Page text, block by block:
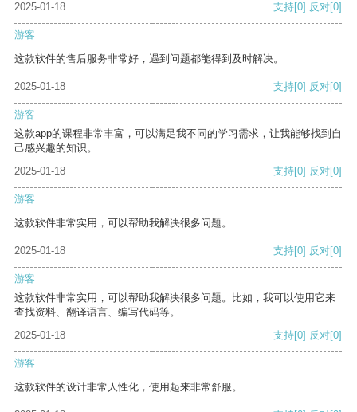
2025-01-18 支持[0] 反对[0]
游客
这款软件的售后服务非常好，遇到问题都能得到及时解决。
2025-01-18 支持[0] 反对[0]
游客
这款app的课程非常丰富，可以满足我不同的学习需求，让我能够找到自
己感兴趣的知识。
2025-01-18
支持[0] 反对[0]
游客
这款软件非常实用，可以帮助我解决很多问题。
2025-01-18 支持[0] 反对[0]
游客
这款软件非常实用，可以帮助我解决很多问题。比如，我可以使用它来
查找资料、翻译语言、编写代码等。
2025-01-18
支持[0] 反对[0]
游客
这款软件的设计非常人性化，使用起来非常舒服。